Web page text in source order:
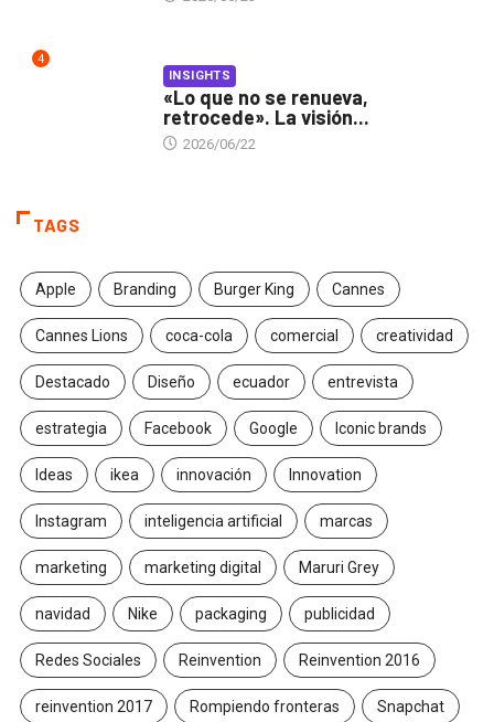
4
INSIGHTS
«Lo que no se renueva,
retrocede». La visión...
2026/06/22
TAGS
Apple Branding Burger King Cannes
Cannes Lions coca-cola comercial creatividad
Destacado Diseño ecuador entrevista
estrategia Facebook Google Iconic brands
Ideas ikea innovación Innovation
Instagram inteligencia artificial marcas
marketing marketing digital Maruri Grey
navidad Nike packaging publicidad
Redes Sociales Reinvention Reinvention 2016
reinvention 2017 Rompiendo fronteras Snapchat